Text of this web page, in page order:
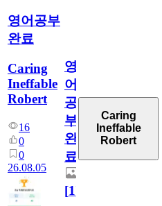
영어공부
완료
Caring
Ineffable
Robert
16
0
0
26.08.05
영
어
공
부
완
료
[1]
Caring
Ineffable
Robert